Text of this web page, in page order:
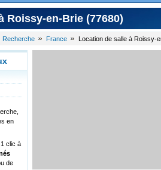
Roissy-en-Brie (77680)
Recherche France Location de salle à Roissy-
en
clic à
de